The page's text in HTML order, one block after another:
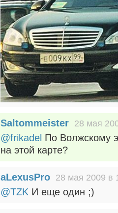
Saltommeister 28 мая
@frikadel По Волжскому
на этой карте?
aLexusPro 28 мая 2009 в
@TZK И еще один ;)